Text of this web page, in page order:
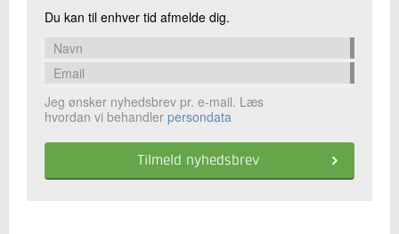
Du kan til enhver tid afmelde dig.
Jeg ønsker nyhedsbrev pr. e-mail. Læs
hvordan vi behandler persondata